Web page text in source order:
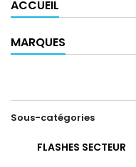
ACCUEIL
MARQUES
Sous-catégories
FLASHES SECTEUR